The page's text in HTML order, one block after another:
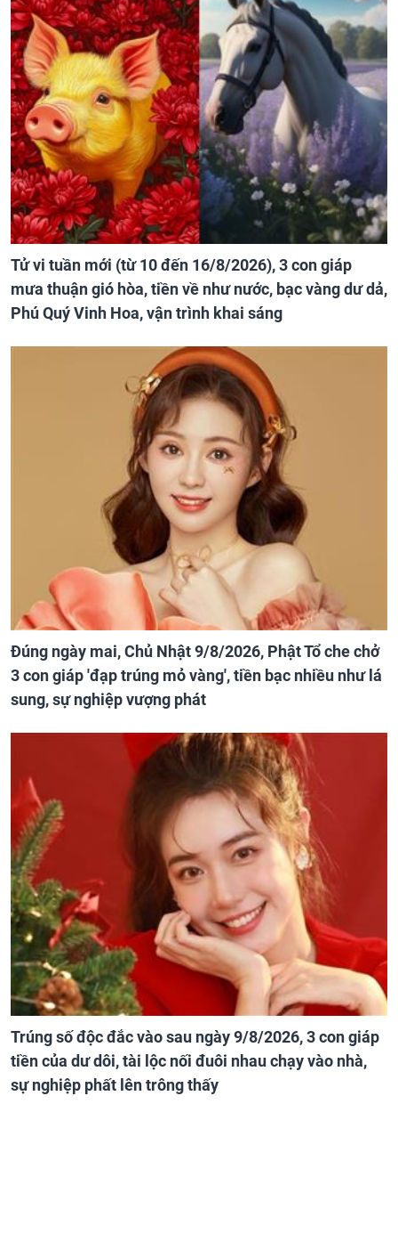
Tử vi tuần mới (từ 10 đến 16/8/2026), 3 con giáp
mưa thuận gió hòa, tiền về như nước, bạc vàng dư dả,
Phú Quý Vinh Hoa, vận trình khai sáng
Đúng ngày mai, Chủ Nhật 9/8/2026, Phật Tổ che chở
3 con giáp 'đạp trúng mỏ vàng', tiền bạc nhiều như lá
sung, sự nghiệp vượng phát
Trúng số độc đắc vào sau ngày 9/8/2026, 3 con giáp
tiền của dư dôi, tài lộc nối đuôi nhau chạy vào nhà,
sự nghiệp phất lên trông thấy